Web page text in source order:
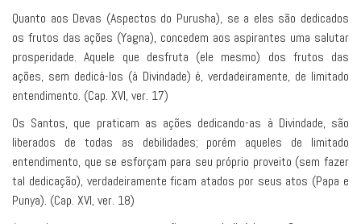
Quanto aos Devas (Aspectos do Purusha), se a eles são dedicados
os frutos das ações (Yagna), concedem aos aspirantes uma salutar
prosperidade. Aquele que desfruta (ele mesmo) dos frutos das
ações, sem dedicá-los (à Divindade) é, verdadeiramente, de limitado
entendimento. (Cap. XVI, ver. 17)
Os Santos, que praticam as ações dedicando-as à Divindade, são
liberados de todas as debilidades; porém aqueles de limitado
entendimento, que se esforçam para seu próprio proveito (sem fazer
tal dedicação), verdadeiramente ficam atados por seus atos (Papa e
Punya). (Cap. XVI, ver. 18)